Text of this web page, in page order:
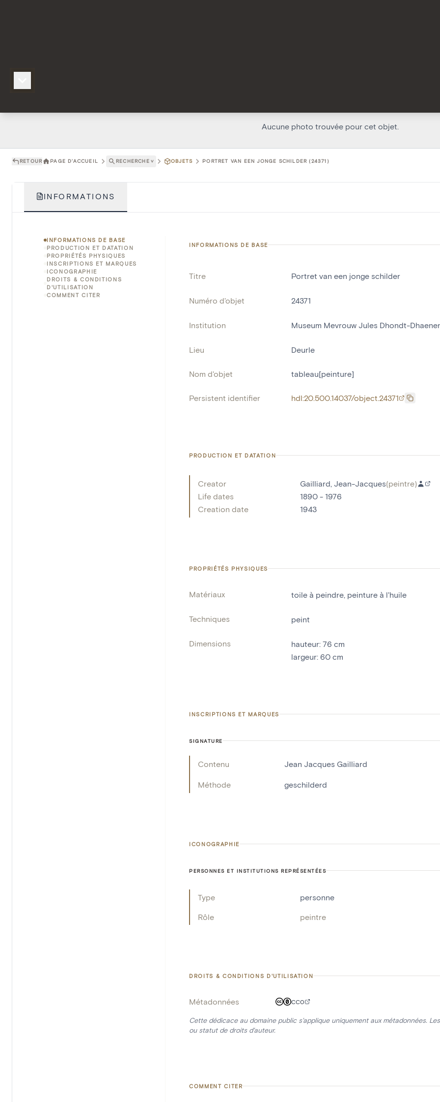
Aucune photo trouvée pour cet objet.
RETOUR PAGE D'ACCUEIL RECHERCHE ˅ OBJETS PORTRET VAN EEN JONGE SCHILDER (24371)
INFORMATIONS
INFORMATIONS DE BASE
PRODUCTION ET DATATION
PROPRIÉTÉS PHYSIQUES
INSCRIPTIONS ET MARQUES
ICONOGRAPHIE
DROITS & CONDITIONS
D'UTILISATION
COMMENT CITER
INFORMATIONS DE BASE
Titre Portret van een jonge schilder
Numéro d'objet 24371
Institution Museum Mevrouw Jules Dhondt-
Lieu Deurle
Nom d'objet tableau[peinture]
Persistent identifier hdl:20.500.14037/object.24371
PRODUCTION ET DATATION
Creator Gailliard, Jean-Jacques(peintre)
Life dates
1890 - 1976
Creation date
1943
PROPRIÉTÉS PHYSIQUES
Matériaux toile à peindre peinture à l'huile
Techniques peint
Dimensions hauteur: 76 cm
largeur: 60 cm
INSCRIPTIONS ET MARQUES
SIGNATURE
Contenu Jean Jacques Gailliard
Méthode geschilderd
ICONOGRAPHIE
PERSONNES ET INSTITUTIONS REPRÉSENTÉES
Type personne
Rôle peintre
DROITS & CONDITIONS D'UTILISATION
Métadonnées CC0
Cette dédicace au domaine public s'applique uniquement aux métadonnées.
ou statut de droits d'auteur.
COMMENT CITER